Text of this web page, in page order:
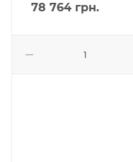
78 764 грн.